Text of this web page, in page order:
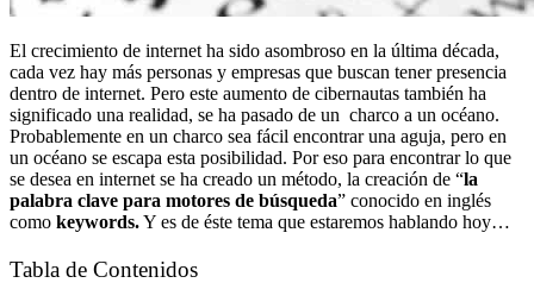
El crecimiento de internet ha sido asombroso en la última década,
cada vez hay más personas y empresas que buscan tener presencia
dentro de internet. Pero este aumento de cibernautas también ha
significado una realidad, se ha pasado de un charco a un océano.
Probablemente en un charco sea fácil encontrar una aguja, pero en
un océano se escapa esta posibilidad. Por eso para encontrar lo que
se desea en internet se ha creado un método, la creación de “la
palabra clave para motores de búsqueda” conocido en inglés
como keywords.Y es de éste tema que estaremos hablando hoy…
Tabla de Contenidos